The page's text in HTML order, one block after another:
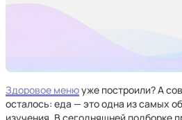
Здоровое менюуже построили? А
осталось: еда — это одна из самых